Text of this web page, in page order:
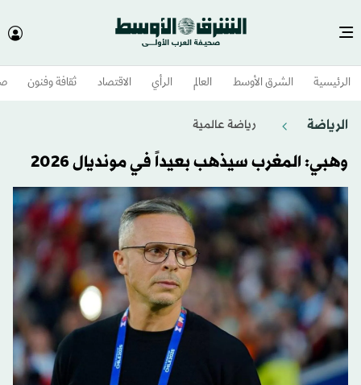
الرئيسية الشرق الأوسط​ العالم الرأي الاقتصاد ثقافة وفنون
الرياضة رياضة عالمية
وهبي: المغرب سيذهب بعيداً في مونديال 2026